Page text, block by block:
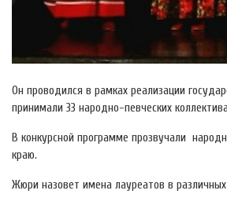
Он проводился в рамках реализации
принимали 33 народно-певческих
В конкурсной программе прозвучали
краю.
Жюри назовет имена лауреатов в